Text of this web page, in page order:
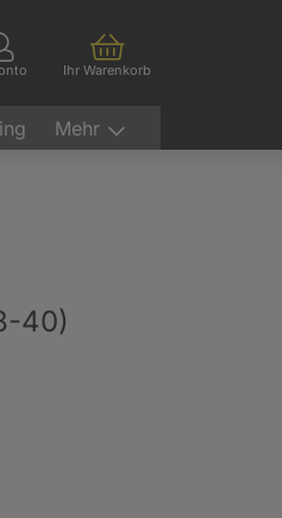
Ihr Warenkorb
Mehr
40)